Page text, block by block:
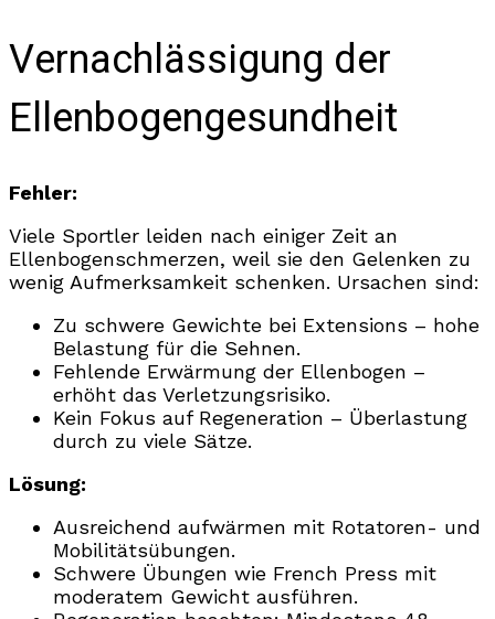
Vernachlässigung der
Ellenbogengesundheit
Fehler:
Viele Sportler leiden nach einiger Zeit an
Ellenbogenschmerzen, weil sie den Gelenken zu
wenig Aufmerksamkeit schenken. Ursachen sind:
Zu schwere Gewichte bei Extensions – hohe
Belastung für die Sehnen.
Fehlende Erwärmung der Ellenbogen –
erhöht das Verletzungsrisiko.
Kein Fokus auf Regeneration – Überlastung
durch zu viele Sätze.
Lösung:
Ausreichend aufwärmen mit Rotatoren- und
Mobilitätsübungen.
Schwere Übungen wie French Press mit
moderatem Gewicht ausführen.